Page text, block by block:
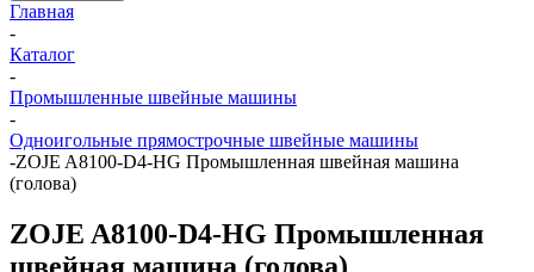
Главная
-
Каталог
-
Промышленные швейные машины
-
Одноигольные прямострочные швейные машины
-ZOJE A8100-D4-HG Промышленная швейная машина
(голова)
ZOJE A8100-D4-HG Промышленная